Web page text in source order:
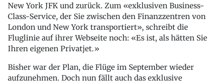
New York JFK und zurück. Zum «exklusiven Business-
Class-Service, der Sie zwischen den Finanzzentren von
London und New York transportiert», schreibt die
Fluglinie auf ihrer Webseite noch: «Es ist, als hätten Sie
Ihren eigenen Privatjet.»
Bisher war der Plan, die Flüge im September wieder
aufzunehmen. Doch nun fällt auch das exklusive